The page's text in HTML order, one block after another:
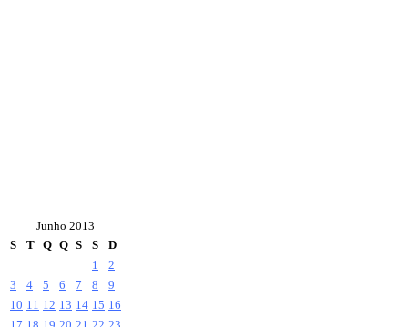
Junho 2013
S
T Q Q S S
D
1
2
3
4 5 6 7 8
9
10 11 12 13 14 15 16